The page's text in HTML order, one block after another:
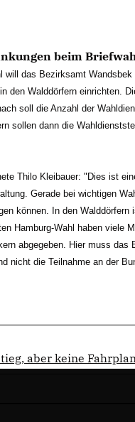
beim
will das Bezirksamt
den Walddörfern einrichten.
soll die Anzahl der
sollen dann die
Thilo Kleibauer: "Dies ist
Gerade bei wichtigen
können. In den Walddörfern
Hamburg-Wahl haben viele
abgegeben. Hier muss das
nicht die Teilnahme an der
aber keine